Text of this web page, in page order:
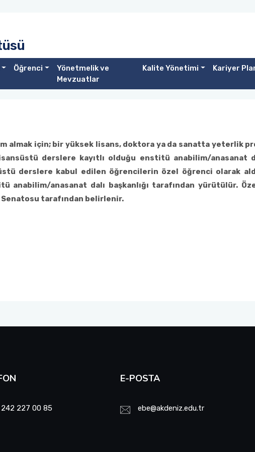
Öğrenci
Yönetmelik ve
Mevzuatlar
Kalite Yönetimi Kariyer
almak için; bir yüksek lisans, doktora ya da sanatta yeterlik
derslere kayıtlı olduğu enstitü anabilim/anasanat
derslere kabul edilen öğrencilerin özel öğrenci olarak
anabilim/anasanat dalı başkanlığı tarafından yürütülür.
tarafından belirlenir.
227 00 85
E-POSTA
ebe@akdeniz.edu.tr